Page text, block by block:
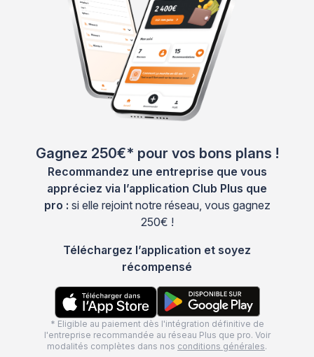
Gagnez 250€* pour vos bons plans !
Recommandez une entreprise que vous
appréciez via l’application Club Plus que
pro : si elle rejoint notre réseau, vous gagnez
250€ !
Téléchargez l’application et soyez
récompensé
* Eligible au paiement dès l'intégration définitive de
l'entreprise recommandée au réseau Plus que pro. Voir
modalités complètes dans nos conditions générales.